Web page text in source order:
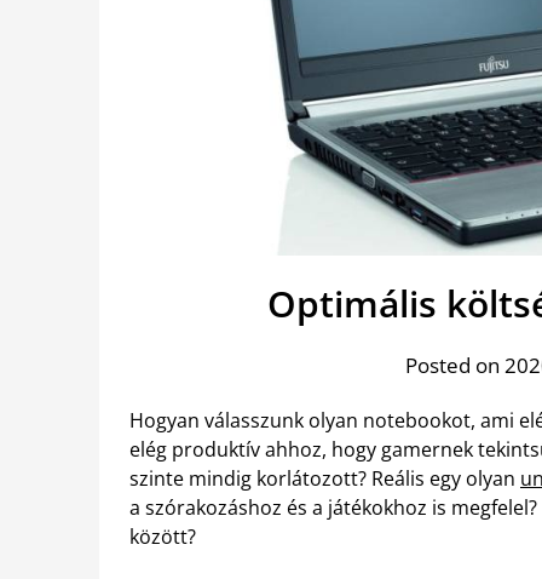
Optimális
Posted on
Hogyan válasszunk olyan notebookot, ami
elég produktív ahhoz, hogy gamernek
szinte mindig korlátozott? Reális egy olyan
a szórakozáshoz és a játékokhoz is
között?